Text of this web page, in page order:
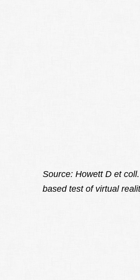
Source: Howett D et
based test of virtual